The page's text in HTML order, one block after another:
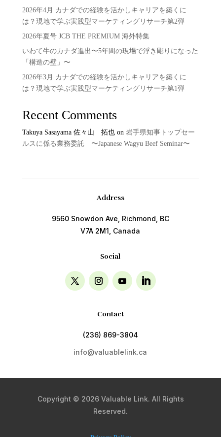
2026年4月 カナダでの経験を活かしキャリアを築くに
は？現地で学ぶ実践型マーケティングリサーチ第2弾
2026年夏号 JCB THE PREMIUM 海外特集
いわて牛のカナダ進出〜5年間の現場で浮き彫りになった
「構造の壁」〜
2026年3月 カナダでの経験を活かしキャリアを築くに
は？現地で学ぶ実践型マーケティングリサーチ第1弾
Recent Comments
Takuya Sasayama 佐々山 拓也on 岩手県知事トップセー
ルスに係る業務委託 〜Japanese Wagyu Beef Seminar〜
Address
9560 Snowdon Ave, Richmond, BC
V7A 2M1, Canada
Social
Contact
(236) 869-3804
info@valuablelink.ca
Copyright © 2026 Valuable Link. All Rights
Reserved.